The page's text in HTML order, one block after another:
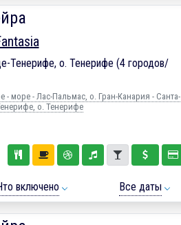
Тенерифе, о. Тенерифе (4 городов/
море - Лас-Пальмас, о. Гран-Канария - Санта-
о. Тенерифе
включено Все даты